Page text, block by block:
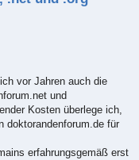
vor Jahren auch die
und
Kosten überlege ich,
doktorandenforum.de für
erfahrungsgemäß erst